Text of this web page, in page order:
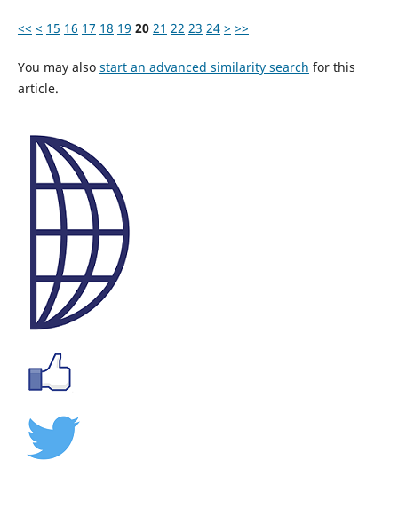
<< < 15 16 17 18 19 20 21 22 23 24 > >>
You may also start an advanced similarity search for this
article.